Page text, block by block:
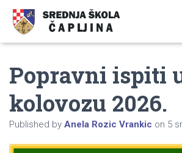
Popravni ispiti
kolovozu 2026.
Published by Anela Rozic Vrankic on 5